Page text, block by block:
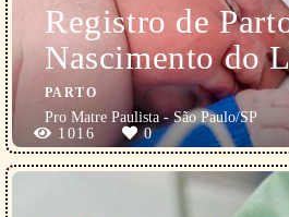
Registro de
Nascimento do
PARTO
Pro Matre Paulista - São Paulo/SP
1016
0